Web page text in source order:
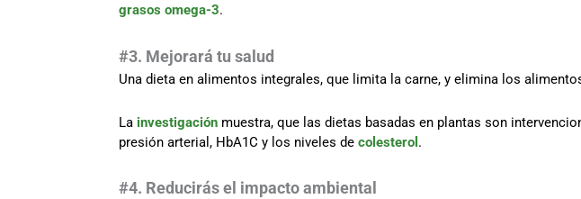
grasos omega-3.
#3. Mejorará tu salud
Una dieta en alimentos integrales, que limita la carne, y elimina los
La investigación muestra, que las dietas basadas en plantas son
presión arterial, HbA1C y los niveles de colesterol .
#4. Reducirás el impacto ambiental